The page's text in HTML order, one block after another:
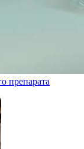
препарата